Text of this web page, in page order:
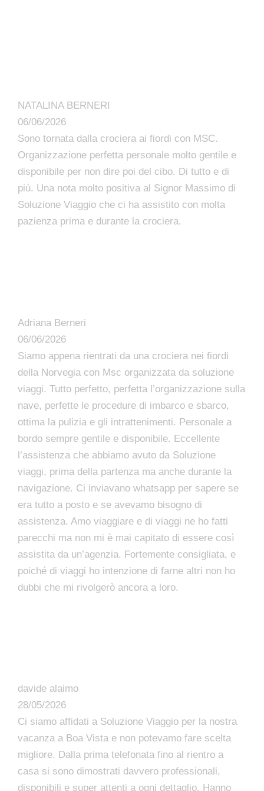
NATALINA BERNERI
06/06/2026
Sono tornata dalla crociera ai fiordi con MSC.
Organizzazione perfetta personale molto gentile e
disponibile per non dire poi del cibo. Di tutto e di
più. Una nota molto positiva al Signor Massimo di
Soluzione Viaggio che ci ha assistito con molta
pazienza prima e durante la crociera.
Adriana Berneri
06/06/2026
Siamo appena rientrati da una crociera nei fiordi
della Norvegia con Msc organizzata da soluzione
viaggi. Tutto perfetto, perfetta l’organizzazione sulla
nave, perfette le procedure di imbarco e sbarco,
ottima la pulizia e gli intrattenimenti. Personale a
bordo sempre gentile e disponibile. Eccellente
l’assistenza che abbiamo avuto da Soluzione
viaggi, prima della partenza ma anche durante la
navigazione. Ci inviavano whatsapp per sapere se
era tutto a posto e se avevamo bisogno di
assistenza. Amo viaggiare e di viaggi ne ho fatti
parecchi ma non mi è mai capitato di essere così
assistita da un’agenzia. Fortemente consigliata, e
poiché di viaggi ho intenzione di farne altri non ho
dubbi che mi rivolgerò ancora a loro.
davide alaimo
28/05/2026
Ci siamo affidati a Soluzione Viaggio per la nostra
vacanza a Boa Vista e non potevamo fare scelta
migliore. Dalla prima telefonata fino al rientro a
casa si sono dimostrati davvero professionali,
disponibili e super attenti a ogni dettaglio. Hanno